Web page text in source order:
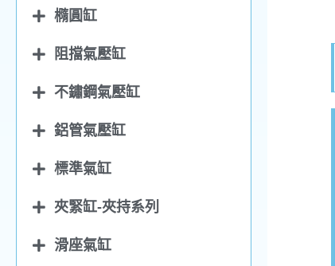
橢圓缸
阻擋氣壓缸
不鏽鋼氣壓缸
鋁管氣壓缸
標準氣缸
夾緊缸-夾持系列
滑座氣缸